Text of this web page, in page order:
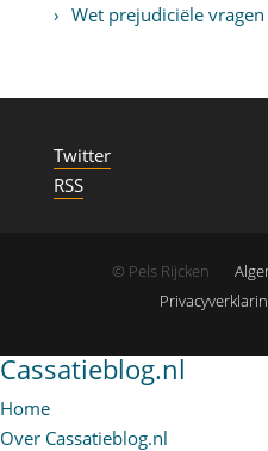
Wet prejudiciële vragen
Twitter
RSS
© Pels Rijcken
Cassatieblog.nl
Home
Over Cassatieblog.nl